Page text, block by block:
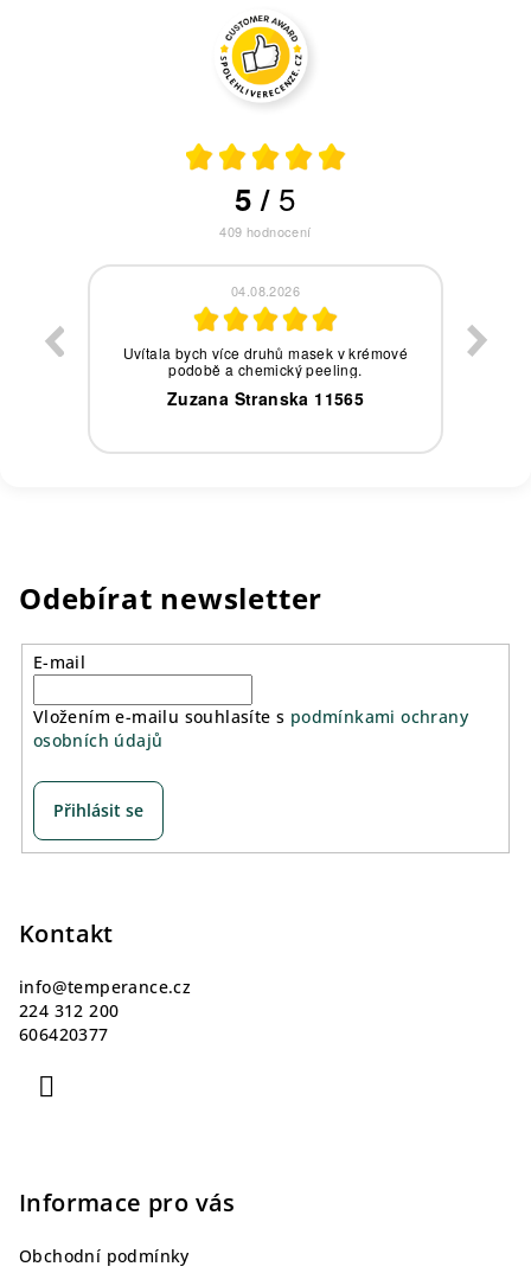
5/ 5
409 hodnocení
04.08.2026
Uvítala bych více druhů masek v krémové
podobě a chemický peeling.
Zuzana Stranska 11565
Odebírat newsletter
E-mail
Vložením e-mailu souhlasíte s podmínkami ochrany
osobních údajů
Přihlásit se
Kontakt
info@temperance.cz
224 312 200
606420377
Informace pro vás
Obchodní podmínky